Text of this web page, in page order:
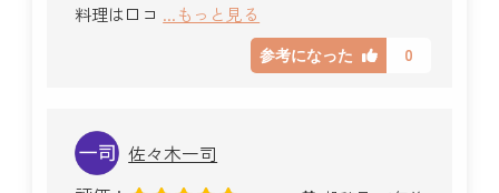
料理は口コ ...もっと見る
参考になった 0
佐々木一司